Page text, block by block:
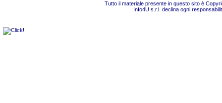
Tutto il materiale presente in questo sito è
Info4U s.r.l. declina ogni